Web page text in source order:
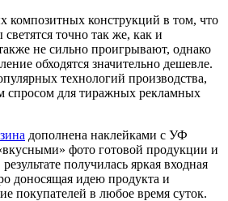
композитных конструкций в том, что
точно так же, как и
не сильно проигрывают, однако
обходятся значительно дешевле.
технологий производства,
спросом для тиражных рекламных
дополнена наклейками с УФ
фото готовой продукции и
получилась яркая входная
доносящая идею продукта и
покупателей в любое время суток.